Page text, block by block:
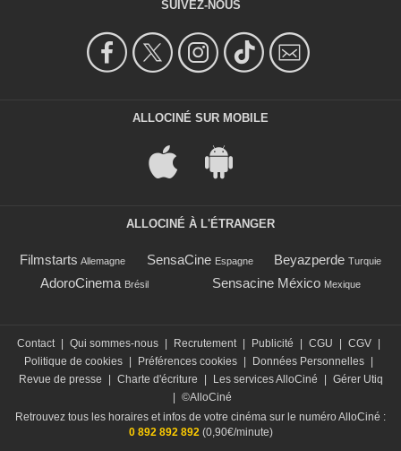
SUIVEZ-NOUS
ALLOCINÉ SUR MOBILE
ALLOCINÉ À L'ÉTRANGER
Filmstarts Allemagne SensaCine Espagne Beyazperde Turquie
AdoroCinema Brésil Sensacine México Mexique
Contact Qui sommes-nous Recrutement Publicité CGU CGV
Politique de cookies
Préférences cookies Données Personnelles
Revue de presse
Charte d'écriture Les services AlloCiné
Gérer Utiq
©AlloCiné
Retrouvez tous les horaires et infos de votre cinéma sur le numéro AlloCiné :
0 892 892 892(0,90€/minute)